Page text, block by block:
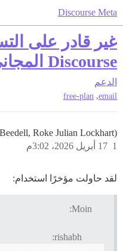
Discourse Meta
غير قادر على
Discourse المجاني
الدعم
email
,
free-plan
Roke Julian Lockhart)
17 أبريل 2026، 3:02م 1
لقد حاولت مؤخرًا استخدام:
Moin:
rishabh: